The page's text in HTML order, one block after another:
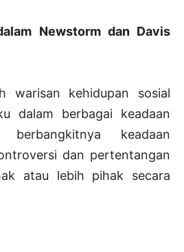
Newstorm dan Davis
warisan kehidupan sosial
dalam berbagai keadaan
keadaan
dan pertentangan
atau lebih pihak secara